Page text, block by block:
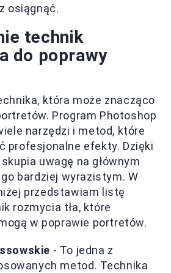
osiągnąć.
technik
do poprawy
która może znacząco
Program Photoshop
narzędzi i metod, które
profesjonalne efekty. Dzięki
uwagę na głównym
bardziej wyrazistym. W
przedstawiam listę
rozmycia tła, które
w poprawie portretów.
- To jedna z
metod. Technika